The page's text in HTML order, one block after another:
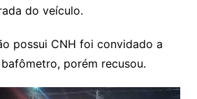
do veículo.
possui CNH foi convidado a
porém recusou.